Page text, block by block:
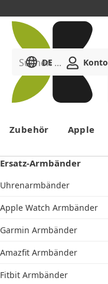
Menü
Suchen ...
DE Konto
Zubehör Apple
Ersatz-Armbänder
Uhrenarmbänder
Apple Watch Armbänder
Garmin Armbänder
Amazfit Armbänder
Fitbit Armbänder